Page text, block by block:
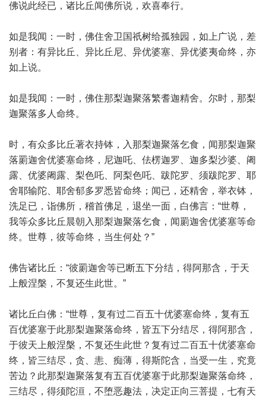
佛说此经已，诸比丘闻佛所说，欢喜奉行。
如是我闻：一时，佛住舍卫国祇树给孤独园，如上广说，差
别者：有异比丘、异比丘尼、异优婆塞、异优婆夷命终，亦
如上说。
如是我闻：一时，佛住那梨迦聚落繁耆迦精舍。尔时，那梨
迦聚落多人命终。
时，有众多比丘著衣持钵，入那梨迦聚落乞食，闻那梨迦聚
落罽迦舍优婆塞命终，尼迦吒、佉楞迦罗、迦多梨沙婆、阇
露、优婆阇露、梨色吒、阿梨色吒、跋陀罗、须跋陀罗、耶
舍耶输陀、耶舍郁多罗悉皆命终；闻已，还精舍，举衣钵，
洗足已，诣佛所，稽首佛足，退坐一面，白佛言：“世尊，
我等众多比丘晨朝入那梨迦聚落乞食，闻罽迦舍优婆塞等命
终。世尊，彼等命终，当生何处？”
佛告诸比丘：“彼罽迦舍等已断五下分结，得阿那含，于天
上般涅槃，不复还生此世。”
诸比丘白佛：“世尊，复有过二百五十优婆塞命终，复有五
百优婆塞于此那梨迦聚落命终，皆五下分结尽，得阿那含，
于彼天上般涅槃，不复还生此世？复有过二百五十优婆塞命
终，皆三结尽，贪、恚、痴薄，得斯陀含，当受一生，究竟
苦边？此那梨迦聚落复有五百优婆塞于此那梨迦聚落命终，
三结尽，得须陀洹，不堕恶趣法，决定正向三菩提，七有天